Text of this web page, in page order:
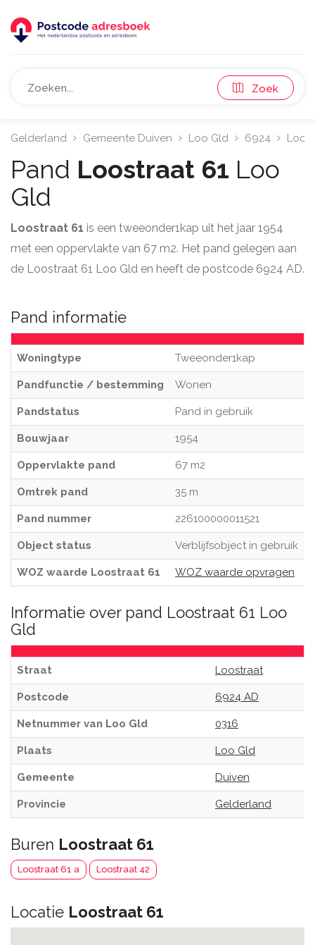
Zoek
Gelderland Gemeente Duiven Loo Gld 6924
Pand Loostraat 61 Loo
Gld
Loostraat 61 is een tweeonder1kap uit het jaar 1954
met een oppervlakte van 67 m2. Het pand gelegen aan
de Loostraat 61 Loo Gld en heeft de postcode 6924 AD.
Pand informatie
Woningtype Tweeonder1kap
Pandfunctie / bestemming Wonen
Pandstatus Pand in gebruik
Bouwjaar 1954
Oppervlakte pand 67 m2
Omtrek pand 35 m
Pand nummer 226100000011521
Object status Verblijfsobject in gebruik
WOZ waarde Loostraat 61 WOZ waarde opvragen
Informatie over pand Loostraat 61 Loo
Gld
Straat Loostraat
Postcode 6924 AD
Netnummer van Loo Gld 0316
Plaats Loo Gld
Gemeente Duiven
Provincie Gelderland
Buren Loostraat 61
Loostraat 61 a Loostraat 42
Locatie Loostraat 61